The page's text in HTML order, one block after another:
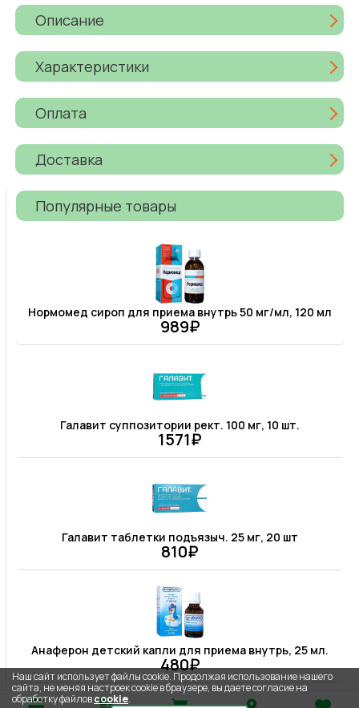
Описание
Характеристики
Оплата
Доставка
Популярные товары
Нормомед сироп для приема внутрь 50 мг/мл, 120 мл
989₽
Галавит суппозитории рект. 100 мг, 10 шт.
1571₽
Галавит таблетки подъязыч. 25 мг, 20 шт
810₽
Анаферон детский капли для приема внутрь, 25 мл.
480₽
Наш сайт использует файлы cookie. Продолжая использование нашего
сайта, не меняя настроек cookie в браузере, вы даете согласие на
обработку файловcookie.